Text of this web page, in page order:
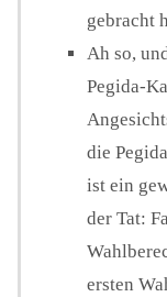
gebracht
Ah so,
Pegida-
die
ist ein
der Tat:
ersten